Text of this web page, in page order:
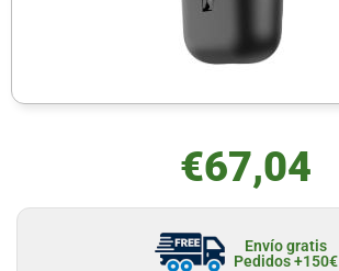
€67,04
Envío gratis
Pedidos +150€